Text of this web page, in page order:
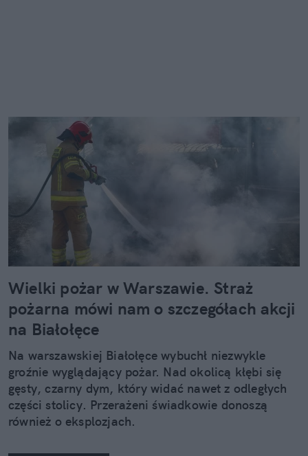
Wielki pożar w Warszawie. Straż
pożarna mówi nam o szczegółach akcji
na Białołęce
Na warszawskiej Białołęce wybuchł niezwykle
groźnie wyglądający pożar. Nad okolicą kłębi się
gęsty, czarny dym, który widać nawet z odległych
części stolicy. Przerażeni świadkowie donoszą
również o eksplozjach.